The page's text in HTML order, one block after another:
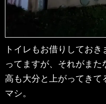
トイレもお借りしてお
ってますが、それがま
高も大分と上がってきて
マシ。